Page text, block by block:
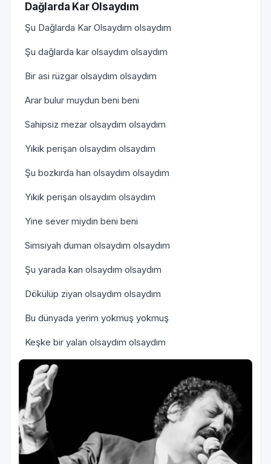
Dağlarda Kar Olsaydım
Şu Dağlarda Kar Olsaydım olsaydım
Şu dağlarda kar olsaydım olsaydım
Bir asi rüzgar olsaydım olsaydım
Arar bulur muydun beni beni
Sahipsiz mezar olsaydım olsaydım
Yıkık perişan olsaydım olsaydım
Şu bozkırda han olsaydım olsaydım
Yıkık perişan olsaydım olsaydım
Yine sever miydin beni beni
Simsiyah duman olsaydım olsaydım
Şu yarada kan olsaydım olsaydım
Dökülüp ziyan olsaydım olsaydım
Bu dünyada yerim yokmuş yokmuş
Keşke bir yalan olsaydım olsaydım